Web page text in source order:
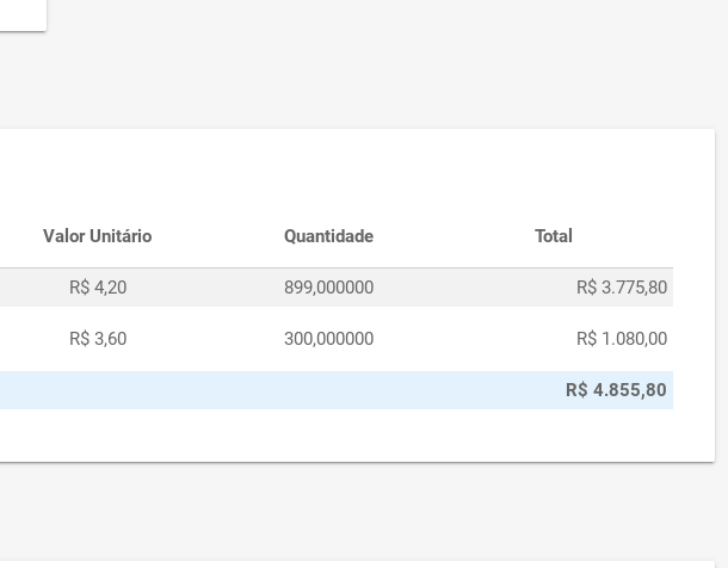
Valor Unitário Quantidade Total
R$ 4,20 899,000000 R$ 3.775,80
R$ 3,60 300,000000 R$ 1.080,00
R$ 4.855,80